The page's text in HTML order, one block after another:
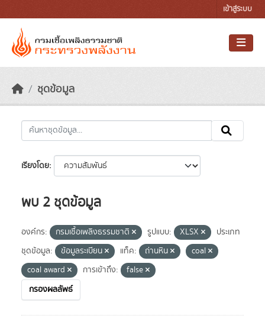
เข้าสู่ระบบ
ชุดข้อมูล
เรียงโดย
พบ 2 ชุดข้อมูล
องค์กร: กรมเชื้อเพลิงธรรมชาติ รูปแบบ: XLSX
ประเภท
ชุดข้อมูล:
ข้อมูลระเบียน แท็ค: ถ่านหิน
coal
coal award
การเข้าถึง:
false
กรองผลลัพธ์